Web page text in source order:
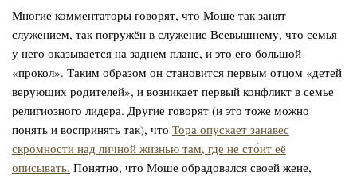
Многие комментаторы говорят, что Моше так занят
служением, так погружён в служение Всевышнему, что семья
у него оказывается на заднем плане, и это его большой
«прокол». Таким образом он становится первым отцом «детей
верующих родителей», и возникает первый конфликт в семье
религиозного лидера. Другие говорят (и это тоже можно
понять и воспринять так), что Тора опускает занавес
скромности над личной жизнью там, где не сто́ит её
описывать. Понятно, что Моше обрадовался своей жене,